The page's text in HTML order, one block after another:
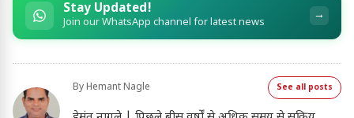
Stay Updated!
Join our WhatsApp channel for latest news →
By Hemant Nagle See all posts